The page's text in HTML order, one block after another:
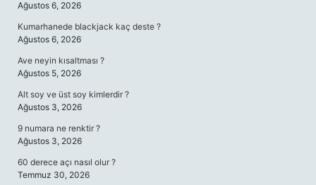
Ağustos 6, 2026
Kumarhanede blackjack kaç deste ?
Ağustos 6, 2026
Ave neyin kısaltması ?
Ağustos 5, 2026
Alt soy ve üst soy kimlerdir ?
Ağustos 3, 2026
9 numara ne renktir ?
Ağustos 3, 2026
60 derece açı nasıl olur ?
Temmuz 30, 2026